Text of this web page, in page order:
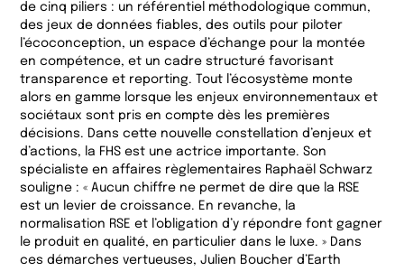
de cinq piliers : un référentiel méthodologique commun,
des jeux de données fiables, des outils pour piloter
l’écoconception, un espace d’échange pour la montée
en compétence, et un cadre structuré favorisant
transparence et reporting. Tout l’écosystème monte
alors en gamme lorsque les enjeux environnementaux et
sociétaux sont pris en compte dès les premières
décisions. Dans cette nouvelle constellation d’enjeux et
d’actions, la FHS est une actrice importante. Son
spécialiste en affaires règlementaires Raphaël Schwarz
souligne : « Aucun chiffre ne permet de dire que la RSE
est un levier de croissance. En revanche, la
normalisation RSE et l’obligation d’y répondre font gagner
le produit en qualité, en particulier dans le luxe. » Dans
ces démarches vertueuses, Julien Boucher d’Earth